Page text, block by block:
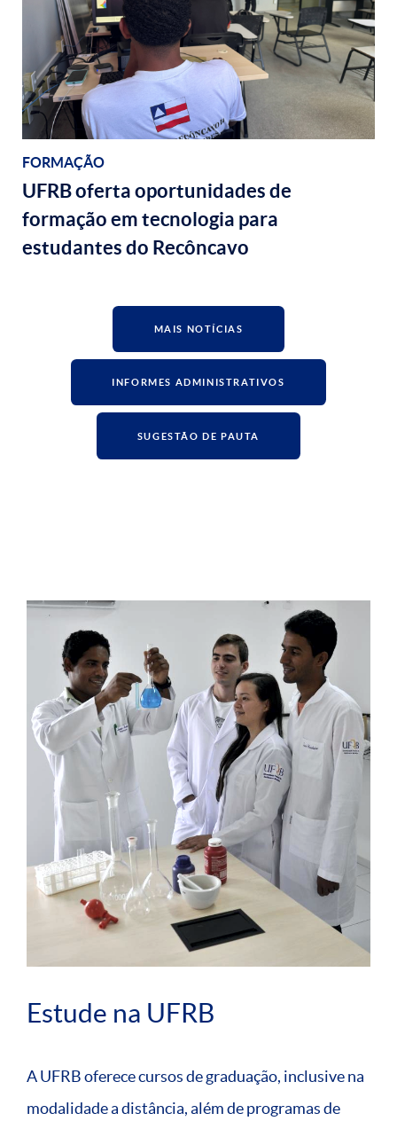
FORMAÇÃO
UFRB oferta oportunidades de
formação em tecnologia para
estudantes do Recôncavo
MAIS NOTÍCIAS
INFORMES ADMINISTRATIVOS
SUGESTÃO DE PAUTA
Estude na UFRB
A UFRB oferece cursos de graduação, inclusive na
modalidade a distância, além de programas de